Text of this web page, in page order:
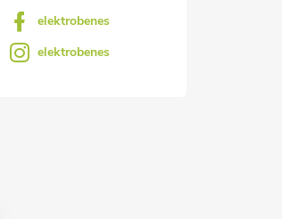
elektrobenes
elektrobenes